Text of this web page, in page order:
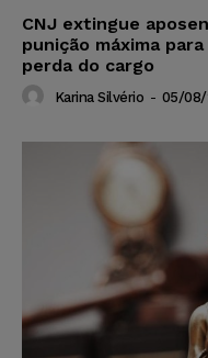
CNJ extingue
punição máxima
perda do cargo
Karina Silvério - 05/08/